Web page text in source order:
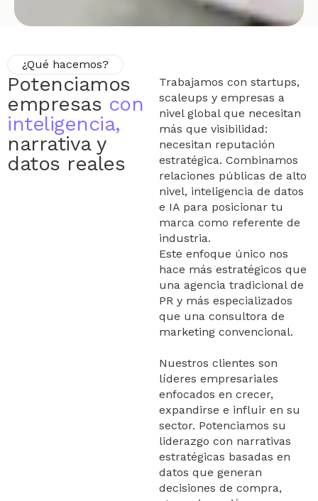
¿Qué hacemos?
Potenciamos
empresas con
inteligencia,
narrativa y
datos reales
Trabajamos con startups,
scaleups y empresas a
nivel global que necesitan
más que visibilidad:
necesitan reputación
estratégica. Combinamos
relaciones públicas de alto
nivel, inteligencia de datos
e IA para posicionar tu
marca como referente de
industria.
Este enfoque único nos
hace más estratégicos que
una agencia tradicional de
PR y más especializados
que una consultora de
marketing convencional.
Nuestros clientes son
líderes empresariales
enfocados en crecer,
expandirse e influir en su
sector. Potenciamos su
liderazgo con narrativas
estratégicas basadas en
datos que generan
decisiones de compra,